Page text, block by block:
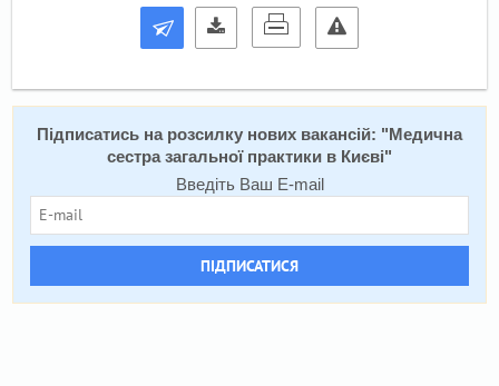
Підписатись на розсилку нових вакансій: "Медична
сестра загальної практики в Києві"
Введіть Ваш E-mail
ПІДПИСАТИСЯ